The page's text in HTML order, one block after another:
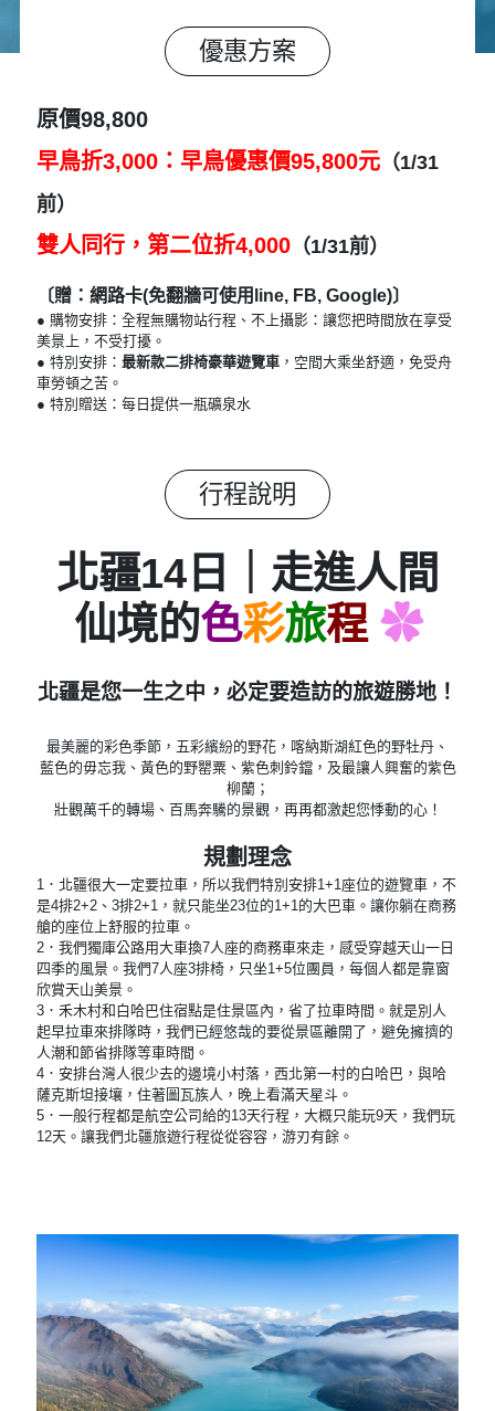
優惠方案
原價98,800
早鳥折3,000：早鳥優惠價95,800元（1/31
前）
雙人同行，第二位折4,000（1/31前）
〔贈：網路卡(免翻牆可使用line, FB, Google)〕
● 購物安排：全程無購物站行程、不上攝影：讓您把時間放在享受
美景上，不受打擾。
● 特別安排： 最新款二排椅豪華遊覽車，空間大乘坐舒適，免受舟
車勞頓之苦。
● 特別贈送：每日提供一瓶礦泉水
行程說明
北疆14日｜走進人間
仙境的色彩旅程 ✿
北疆是您一生之中，必定要造訪的旅遊勝地！
最美麗的彩色季節，五彩繽紛的野花，喀納斯湖紅色的野牡丹、
藍色的毋忘我、黃色的野罌粟、紫色刺鈴鐺，及最讓人興奮的紫色
柳蘭；
壯觀萬千的轉場、百馬奔驣的景觀，再再都激起您悸動的心！
規劃理念
1．北疆很大一定要拉車，所以我們特別安排1+1座位的遊覽車，不
是4排2+2、3排2+1，就只能坐23位的1+1的大巴車。讓你躺在商務
艙的座位上舒服的拉車。
2．我們獨庫公路用大車換7人座的商務車來走，感受穿越天山一日
四季的風景。我們7人座3排椅，只坐1+5位團員，每個人都是靠窗
欣賞天山美景。
3．禾木村和白哈巴住宿點是住景區內，省了拉車時間。就是別人
起早拉車來排隊時，我們已經悠哉的要從景區離開了，避免擁擠的
人潮和節省排隊等車時間。
4．安排台灣人很少去的邊境小村落，西北第一村的白哈巴，與哈
薩克斯坦接壤，住著圖瓦族人，晚上看滿天星斗。
5．一般行程都是航空公司給的13天行程，大概只能玩9天，我們玩
12天。讓我們北疆旅遊行程從從容容，游刃有餘。